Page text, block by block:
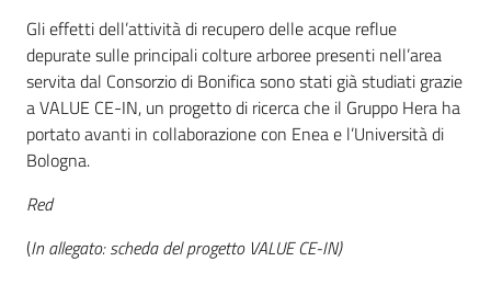
Gli effetti dell’attività di recupero delle acque reflue
depurate sulle principali colture arboree presenti nell’area
servita dal Consorzio di Bonifica sono stati già studiati grazie
a VALUE CE-IN, un progetto di ricerca che il Gruppo Hera ha
portato avanti in collaborazione con Enea e l’Università di
Bologna.
Red
(In allegato: scheda del progetto VALUE CE-IN)